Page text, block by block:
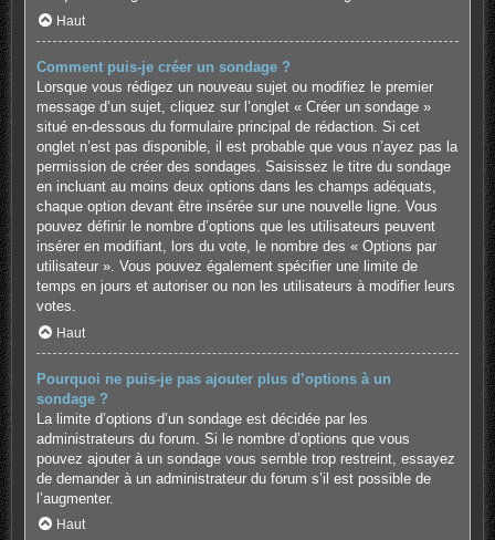
Haut
Comment puis-je créer un sondage ?
Lorsque vous rédigez un nouveau sujet ou modifiez le premier
message d’un sujet, cliquez sur l’onglet « Créer un sondage »
situé en-dessous du formulaire principal de rédaction. Si cet
onglet n’est pas disponible, il est probable que vous n’ayez pas la
permission de créer des sondages. Saisissez le titre du sondage
en incluant au moins deux options dans les champs adéquats,
chaque option devant être insérée sur une nouvelle ligne. Vous
pouvez définir le nombre d’options que les utilisateurs peuvent
insérer en modifiant, lors du vote, le nombre des « Options par
utilisateur ». Vous pouvez également spécifier une limite de
temps en jours et autoriser ou non les utilisateurs à modifier leurs
votes.
Haut
Pourquoi ne puis-je pas ajouter plus d’options à un
sondage ?
La limite d’options d’un sondage est décidée par les
administrateurs du forum. Si le nombre d’options que vous
pouvez ajouter à un sondage vous semble trop restreint, essayez
de demander à un administrateur du forum s’il est possible de
l’augmenter.
Haut